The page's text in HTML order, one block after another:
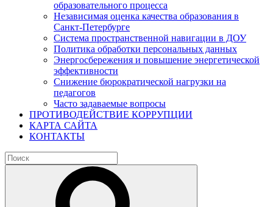
образовательного процесса
Независимая оценка качества образования в
Санкт-Петербурге
Система пространственной навигации в ДОУ
Политика обработки персональных данных
Энергосбережения и повышение энергетической
эффективности
Снижение бюрократической нагрузки на
педагогов
Часто задаваемые вопросы
ПРОТИВОДЕЙСТВИЕ КОРРУПЦИИ
КАРТА САЙТА
КОНТАКТЫ